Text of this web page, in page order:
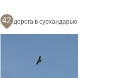
42 дорога в сурхандарью